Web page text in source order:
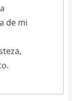
de mi